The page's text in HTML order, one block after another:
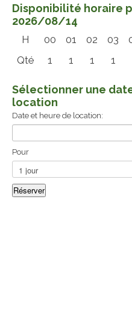
Disponibilité horaire
2026/08/14
H 00 01 02 03
Qté
1 1 1 1
Sélectionner une
location
Date et heure de location:
Pour